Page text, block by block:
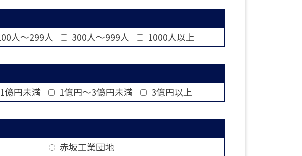
人～299人 300人～999人 1000人以上
億円未満 1億円～3億円未満 3億円以上
赤坂工業団地